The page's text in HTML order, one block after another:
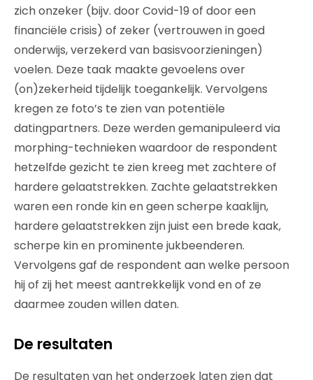
zich onzeker (bijv. door Covid-19 of door een
financiële crisis) of zeker (vertrouwen in goed
onderwijs, verzekerd van basisvoorzieningen)
voelen. Deze taak maakte gevoelens over
(on)zekerheid tijdelijk toegankelijk. Vervolgens
kregen ze foto’s te zien van potentiële
datingpartners. Deze werden gemanipuleerd via
morphing-technieken waardoor de respondent
hetzelfde gezicht te zien kreeg met zachtere of
hardere gelaatstrekken. Zachte gelaatstrekken
waren een ronde kin en geen scherpe kaaklijn,
hardere gelaatstrekken zijn juist een brede kaak,
scherpe kin en prominente jukbeenderen.
Vervolgens gaf de respondent aan welke persoon
hij of zij het meest aantrekkelijk vond en of ze
daarmee zouden willen daten.
De resultaten
De resultaten van het onderzoek laten zien dat